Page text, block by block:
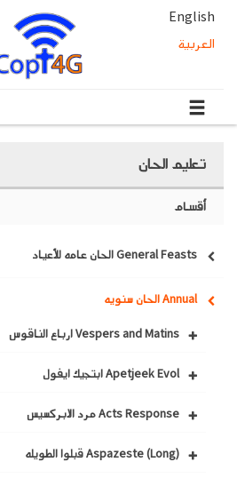
English
العربية
تعليم الحان
أقسام
General Feasts الحان عامه للأعياد
Annual الحان سنويه
Vespers and Matins ارباع الناقوس
Apetjeek Evol ابتجيك ايفول
Acts Response مرد الابركسيس
Aspazeste (Long) قبلوا الطويله